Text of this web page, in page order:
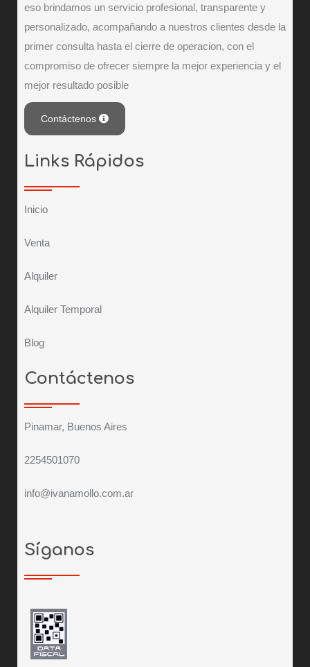
eso brindamos un servicio profesional, transparente y
personalizado, acompañando a nuestros clientes desde la
primer consulta hasta el cierre de operacion, con el
compromiso de ofrecer siempre la mejor experiencia y el
mejor resultado posible
Contáctenos
Links Rápidos
Inicio
Venta
Alquiler
Alquiler Temporal
Blog
Contáctenos
Pinamar, Buenos Aires
2254501070
info@ivanamollo.com.ar
Síganos